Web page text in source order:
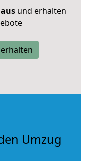
und erhalten
Umzug